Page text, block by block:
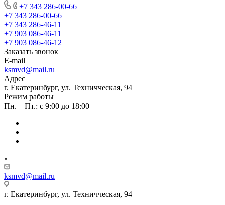
+7 343 286-00-66
+7 343 286-00-66
+7 343 286-46-11
+7 903 086-46-11
+7 903 086-46-12
Заказать звонок
E-mail
ksmvd@mail.ru
Адрес
г. Екатеринбург, ул. Техничческая, 94
Режим работы
Пн. – Пт.: с 9:00 до 18:00
ksmvd@mail.ru
г. Екатеринбург, ул. Техничческая, 94